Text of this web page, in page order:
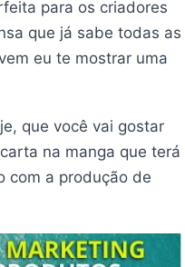
para os criadores
que já sabe todas as
eu te mostrar uma
que você vai gostar
na manga que terá
com a produção de